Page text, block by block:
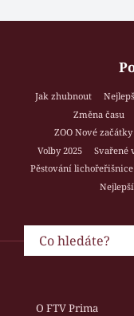
Jak zhubnout
Změna času
ZOO Nové začátky
Volby 2025
Svařené
Pěstování lichořeřišnice
O FTV Prima